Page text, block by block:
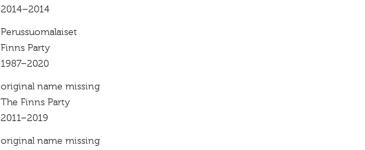
2014–2014
Perussuomalaiset
Finns Party
1987–2020
original name missing
The Finns Party
2011–2019
original name missing